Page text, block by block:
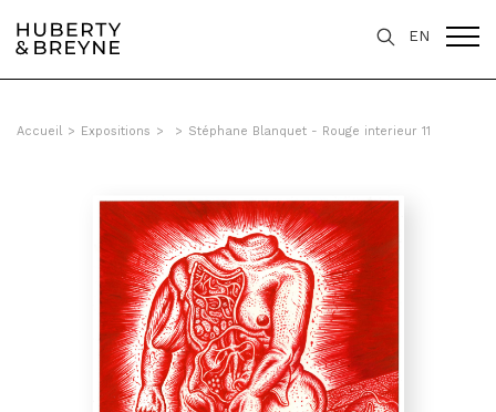
EN
Accueil > Expositions > > Stéphane Blanquet - Rouge interieur 11